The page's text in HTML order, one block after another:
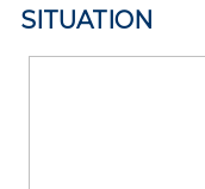
SITUATION